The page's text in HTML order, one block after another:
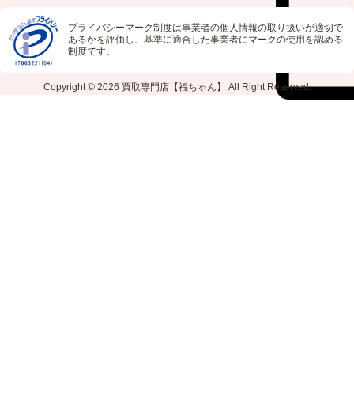
プライバシーマーク制度は事業者の個人情報の取り扱いが適切で
あるかを評価し、基準に適合した事業者にマークの使用を認める
制度です。
Copyright © 2026 買取専門店【福ちゃん】 All Right Reserved.